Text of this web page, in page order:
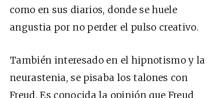
como en sus diarios, donde se huele
angustia por no perder el pulso creativo.
También interesado en el hipnotismo y la
neurastenia, se pisaba los talones con
Freud. Es conocida la opinión que Freud